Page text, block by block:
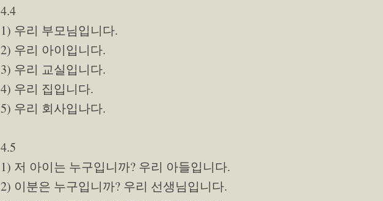
4.4
1) 우리 부모님입니다.
2) 우리 아이입니다.
3) 우리 교실입니다.
4) 우리 집입니다.
5) 우리 회사입나다.
4.5
1) 저 아이는 누구입니까? 우리 아들입니다.
2) 이분은 누구입니까? 우리 선생님입니다.